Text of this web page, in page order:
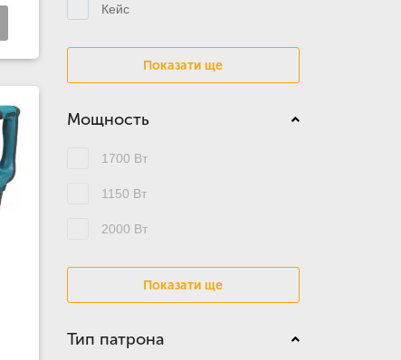
Кейс
Показати ще
Мощность
1700 Вт
1150 Вт
2000 Вт
Показати ще
Тип патрона